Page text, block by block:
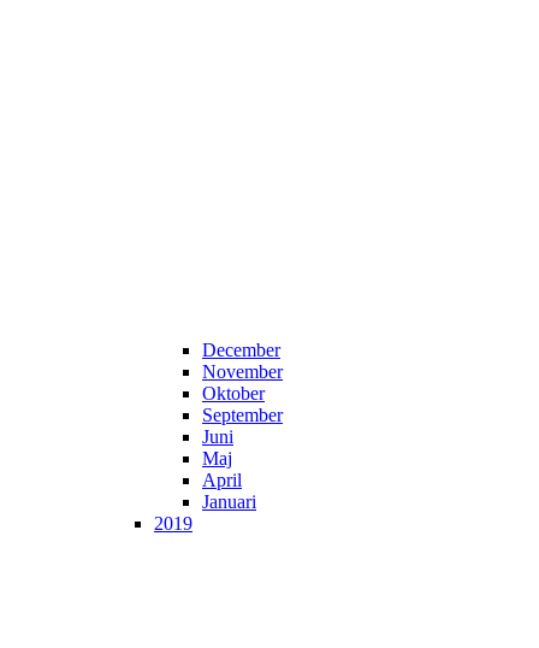
December
November
Oktober
September
Juni
Maj
April
Januari
2019